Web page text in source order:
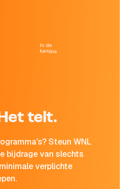
telt.
Steun WNL
bijdrage van slechts
verplichte
In de
kantine